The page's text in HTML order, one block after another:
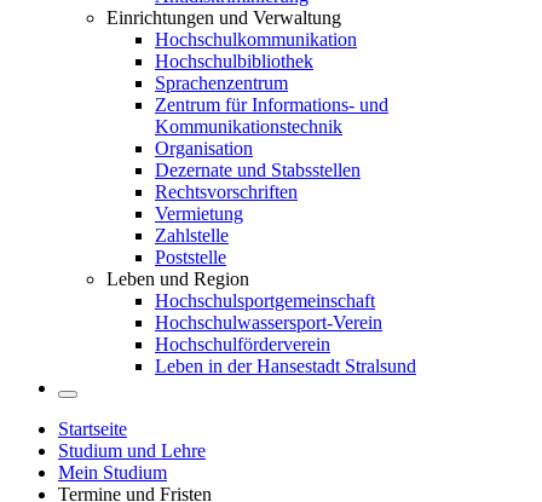
Einrichtungen und Verwaltung
Hochschulkommunikation
Hochschulbibliothek
Sprachenzentrum
Zentrum für Informations- und
Kommunikationstechnik
Organisation
Dezernate und Stabsstellen
Rechtsvorschriften
Vermietung
Zahlstelle
Poststelle
Leben und Region
Hochschulsportgemeinschaft
Hochschulwassersport-Verein
Hochschulförderverein
Leben in der Hansestadt Stralsund
Startseite
Studium und Lehre
Mein Studium
Termine und Fristen